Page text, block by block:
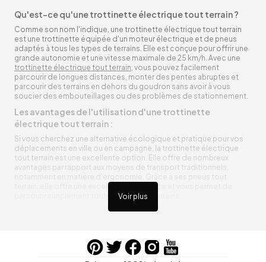
Voir plus
Qu'est-ce qu'une trottinette électrique tout terrain ?
Comme son nom l'indique, une trottinette électrique tout terrain
est une trottinette équipée d'un moteur électrique et de pneus
adaptés à tous les types de terrains. Elle est conçue pour offrir une
grande autonomie et une vitesse maximale de 25 km/h. Avec une
trottinette électrique tout terrain, vous pouvez facilement
parcourir de longues distances, monter des pentes abruptes et
parcourir des terrains en dehors du goudron sans avoir à vous
soucier des embouteillages ou des problèmes de stationnement.
Les avantages de l'utilisation d'une trottinette
électrique tout terrain :
Si vous cherchez une alternative écologique et pratique pour vos
déplacements en ville ou en campagne, la trottinette électrique
tout terrain est une excellente option. Elle offre de nombreux
avantages par rapport aux moyens de transport traditionnels,
notamment en matière d'ergonomie. Grâce à ses pneus tout
terrain, elle offre une excellente adhérence et vous permet de
parcourir simplement toutes sortes de terrains.
Trottinette électrique tout terrain ergonomique
entre vos trajets, vous n’aurez pas à vous soucier de l’état de sa
batterie. De plus, elle est équipée de pneus résistants qui peuvent